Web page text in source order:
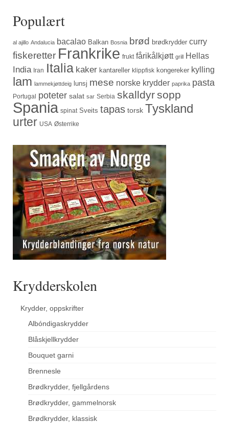
Populært
al ajillo Andalucia bacalao Balkan Bosnia brød brødkrydder curry
fiskeretter Frankrike frukt fårikålkjøtt grill Hellas
India Iran Italia kaker kantareller klippfisk kongereker kylling
lam lammekjøttdeig lunsj mese norske krydder paprika pasta
Portugal poteter salat sar Serbia skalldyrsopp
Spania spinat Sveits tapas torsk Tyskland
urter USA Østerrike
Krydderskolen
Krydder, oppskrifter
Albóndigaskrydder
Blåskjellkrydder
Bouquet garni
Brennesle
Brødkrydder, fjellgårdens
Brødkrydder, gammelnorsk
Brødkrydder, klassisk